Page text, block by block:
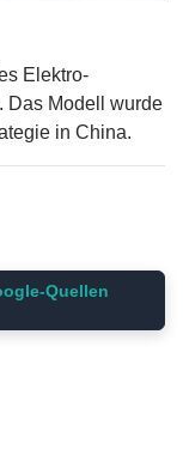
Elektro-
Das Modell wurde
in China.
Quellen